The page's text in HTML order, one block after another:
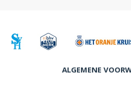
ALGEMENE